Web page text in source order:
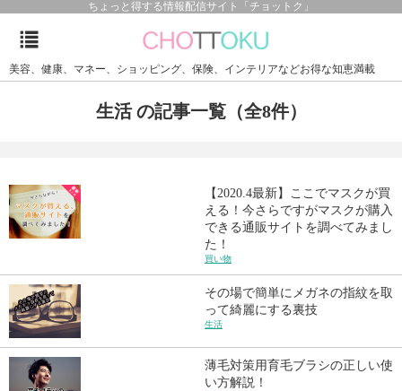
ちょっと得する情報配信サイト「チョットク」
美容、健康、マネー、ショッピング、保険、インテリアなどお得な知恵満載
生活 の記事一覧（全8件）
【2020.4最新】ここでマスクが買
える！今さらですがマスクが購入
できる通販サイトを調べてみまし
た！
買い物
その場で簡単にメガネの指紋を取
って綺麗にする裏技
生活
薄毛対策用育毛ブラシの正しい使
い方解説！